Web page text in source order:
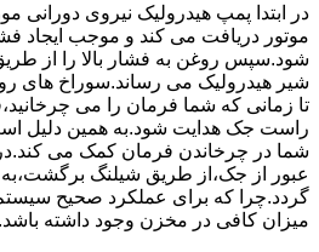
در ابتدا پمپ هیدرولیک نیروی دورانی
موتور دریافت می کند و موجب ایجاد
شود.سپس روغن به فشار بالا را از
شیر هیدرولیک می رساند.سوراخ های
تا زمانی که شما فرمان را می
راست جک هدایت شود.به همین دلیل
شما در چرخاندن فرمان کمک می
عبور از جک،از طریق شیلنگ
گردد.چرا که برای عملکرد صحیح سیستم
میزان کافی در مخزن وجود داشته باشد.